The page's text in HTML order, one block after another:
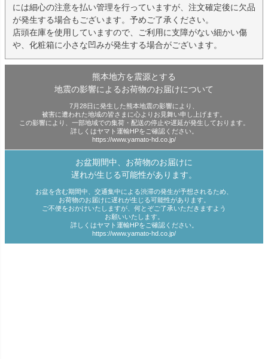
には細心の注意を払い管理を行っていますが、注文確定後に欠品
が発生する場合もございます。予めご了承ください。
店頭在庫を使用していますので、ご利用に支障がない細かい傷
や、化粧箱に小さな凹みが発生する場合がございます。
熊本地方を震源とする
地震の影響によるお荷物のお届けについて
7月28日に発生した熊本地震の影響により、
被害に遭われた地域の皆さまに心よりお見舞い申し上げます。
この影響により、一部地域での集荷・配送の停止や遅延が発生しております。
詳しくはヤマト運輸HPをご確認ください。
https://www.yamato-hd.co.jp/
お盆期間中、お荷物のお届けに
遅れが生じる可能性があります。
お盆を含む期間中、交通集中による渋滞の発生が予想されるため、
お荷物のお届けに遅れが生じる可能性があります。
ご不便をおかけいたしますが、何とぞご了承いただきますよう
お願いいたします。
詳しくはヤマト運輸HPをご確認ください。
https://www.yamato-hd.co.jp/